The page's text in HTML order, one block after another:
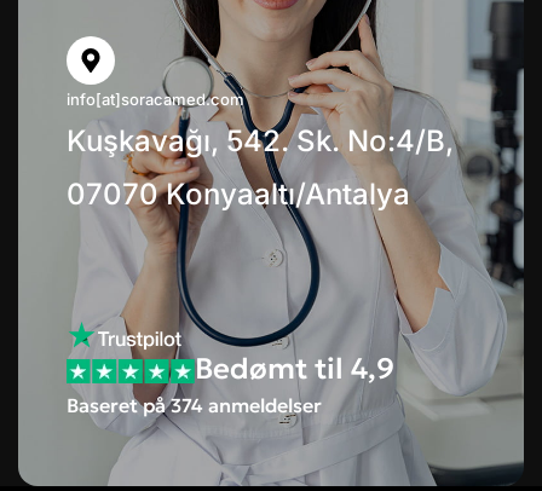
info[at]soracamed.com
Kuşkavağı, 542. Sk. No:4/B,
07070 Konyaaltı/Antalya
Bedømt til 4,9
Baseret på 374 anmeldelser